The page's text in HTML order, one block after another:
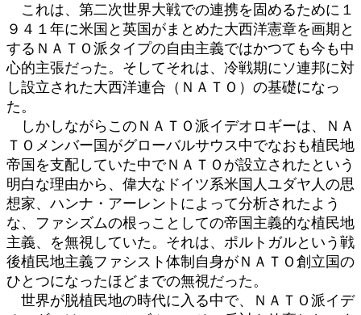
これは、第二次世界大戦での連携を固めるために１
９４１年に米国と英国がまとめた大西洋憲章を画期と
するＮＡＴＯ派タイプの自由主義ではかつても今も中
心的主張だった。そしてそれは、冷戦期にソ連邦に対
し設立された大西洋連合（ＮＡＴＯ）の基礎になっ
た。
しかしながらこのＮＡＴＯ派イデオロギーは、ＮＡ
ＴＯメンバー国がグローバルサウス中でなおも植民地
帝国を支配していた中でＮＡＴＯが設立されたという
明白な理由から、偉大なドイツ系米国人ユダヤ人の思
想家、ハンナ・アーレントによって分析されたよう
な、ファシズムの根っことしての帝国主義的な植民地
主義、を無視していた。それは、ポルトガルという戦
後植民地主義ファシスト体制自身がＮＡＴＯ創立国の
ひとつになったほどまでの無視だった。
世界が脱植民地の時代に入る中で、ＮＡＴＯ派イデ